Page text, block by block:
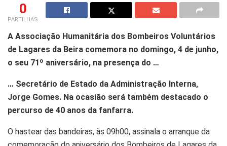
0
PARTILHAS
A Associação Humanitária dos Bombeiros Voluntários
de Lagares da Beira comemora no domingo, 4 de junho,
o seu 71º aniversário, na presença do …
… Secretário de Estado da Administração Interna,
Jorge Gomes. Na ocasião será também destacado o
percurso de 40 anos da fanfarra.
O hastear das bandeiras, às 09h00, assinala o arranque da